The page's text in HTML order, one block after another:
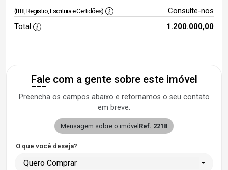
(ITBI, Registro, Escritura e Certidões)
Consulte-nos
Total
1.200.000,00
Fale com a gente sobre este imóvel
Preencha os campos abaixo e retornamos o seu contato
em breve.
Mensagem sobre o imóvelRef. 2218
O que você deseja?
Quero Comprar